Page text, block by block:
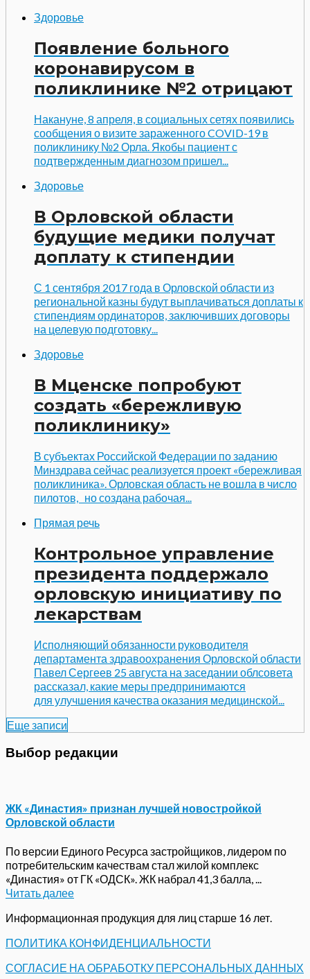
Здоровье
Появление больного
коронавирусом в
поликлинике №2 отрицают
Накануне, 8 апреля, в социальных сетях появились
сообщения о визите зараженного COVID-19 в
поликлинику №2 Орла. Якобы пациент с
подтвержденным диагнозом пришел...
Здоровье
В Орловской области
будущие медики получат
доплату к стипендии
С 1 сентября 2017 года в Орловской области из
региональной казны будут выплачиваться доплаты к
стипендиям ординаторов, заключивших договоры
на целевую подготовку...
Здоровье
В Мценске попробуют
создать «бережливую
поликлинику»
В субъектах Российской Федерации по заданию
Минздрава сейчас реализуется проект «бережливая
поликлиника». Орловская область не вошла в число
пилотов, но создана рабочая...
Прямая речь
Контрольное управление
президента поддержало
орловскую инициативу по
лекарствам
Исполняющий обязанности руководителя
департамента здравоохранения Орловской области
Павел Сергеев 25 августа на заседании облсовета
рассказал, какие меры предпринимаются
для улучшения качества оказания медицинской...
Еще записи
Выбор редакции
ЖК «Династия» признан лучшей новостройкой
Орловской области
По версии Единого Ресурса застройщиков, лидером по
потребительским качествам стал жилой комплекс
«Династия» от ГК «ОДСК». ЖК набрал 41,3 балла, ...
Читать далее
Информационная продукция для лиц старше 16 лет.
ПОЛИТИКА КОНФИДЕНЦИАЛЬНОСТИ
СОГЛАСИЕ НА ОБРАБОТКУ ПЕРСОНАЛЬНЫХ ДАННЫХ